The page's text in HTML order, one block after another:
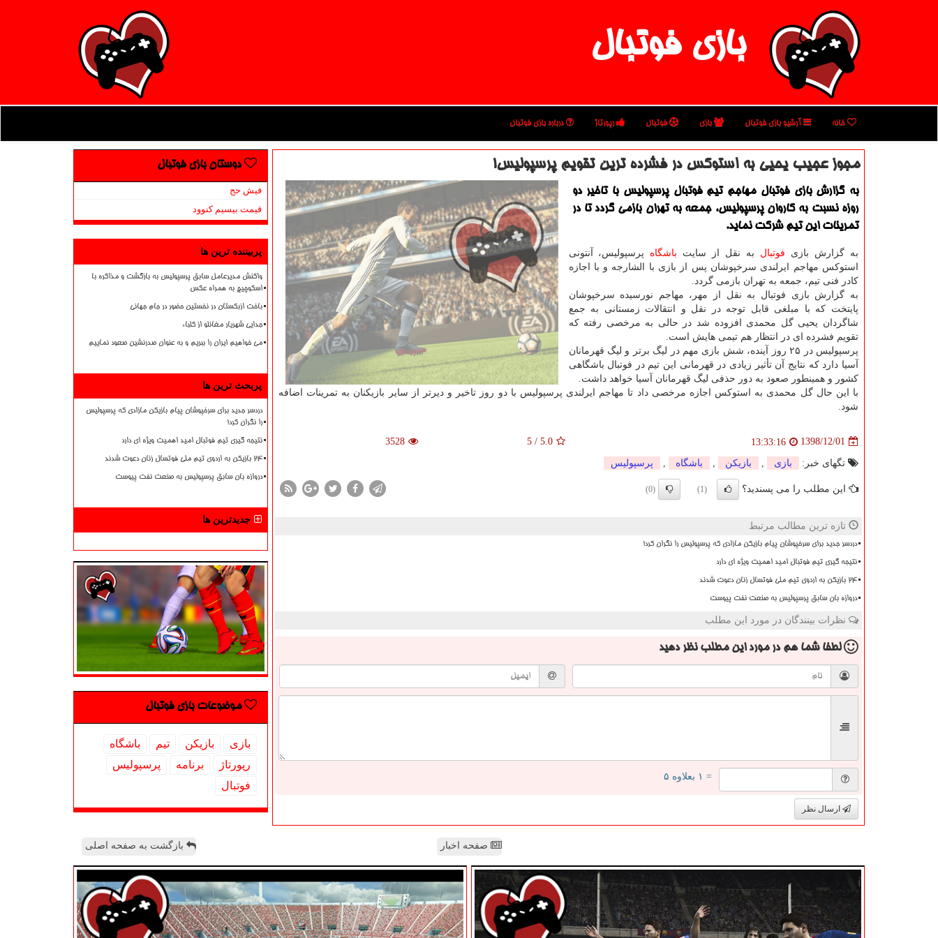
بازی فوتبال
خانه آرشیو بازی فوتبال بازی فوتبال رپورتاژ درباره بازی فوتبال
مجوز عجیب یحیی به استوكس در فشرده ترین تقویم پرسپولیس!
به گزارش بازی فوتبال مهاجم تیم فوتبال پرسپولیس با تاخیر دو
روزه نسبت به كاروان پرسپولیس، جمعه به تهران بازمی گردد تا در
تمرینات این تیم شركت نماید.
به گزارش بازی فوتبال به نقل از سایت باشگاه پرسپولیس، آنتونی
استوكس مهاجم ایرلندی سرخپوشان پس از بازی با الشارجه و با اجازه
كادر فنی تیم، جمعه به تهران بازمی گردد.
به گزارش بازی فوتبال به نقل از مهر، مهاجم نورسیده سرخپوشان
پایتخت كه با مبلغی قابل توجه در نقل و انتقالات زمستانی به جمع
شاگردان یحیی گل محمدی افزوده شد در حالی به مرخصی رفته كه
تقویم فشرده ای در انتظار هم تیمی هایش است.
پرسپولیس در ۲۵ روز آینده، شش بازی مهم در لیگ برتر و لیگ قهرمانان
آسیا دارد كه نتایج آن تأثیر زیادی در قهرمانی این تیم در فوتبال باشگاهی
كشور و همینطور صعود به دور حذفی لیگ قهرمانان آسیا خواهد داشت.
با این حال گل محمدی به استوكس اجازه مرخصی داد تا مهاجم ایرلندی پرسپولیس با دو روز تاخیر و دیرتر از سایر بازیكنان به تمرینات اضافه
شود.
1398/12/01
13:33:16
5.0
/
5
3528
تگهای خبر: بازی بازیكن باشگاه پرسپولیس
این مطلب را می پسندید؟ (1)
(0)
تازه ترین مطالب مرتبط
دردسر جدید برای سرخپوشان پیام بازیکن مازادی که پرسپولیس را نگران کرد!
نتیجه گیری تیم فوتبال امید اهمیت ویژه ای دارد
۲۴ بازیکن به اردوی تیم ملی فوتسال زنان دعوت شدند
دروازه بان سابق پرسپولیس به صنعت نفت پیوست
نظرات بینندگان در مورد این مطلب
لطفا شما همدر مورد این مطلب نظر دهید
= ۱ بعلاوه ۵
ارسال نظر
دوستان بازی فوتبال
فیش حج
قیمت بیسیم کنوود
پربیننده ترین ها
واکنش مدیرعامل سابق پرسپولیس به بازگشت و مذاکره با
اسکوچیچ به همراه عکس
باخت ازبکستان در نخستین حضور در جام جهانی
جدایی شهریار مغانلو از کلباء
می خواهیم ایران را ببریم و به عنوان صدرنشین صعود نماییم
پربحث ترین ها
دردسر جدید برای سرخپوشان پیام بازیکن مازادی که پرسپولیس
را نگران کرد!
نتیجه گیری تیم فوتبال امید اهمیت ویژه ای دارد
۲۴ بازیکن به اردوی تیم ملی فوتسال زنان دعوت شدند
دروازه بان سابق پرسپولیس به صنعت نفت پیوست
جدیدترین ها
موضوعات بازی فوتبال
بازی بازیكن تیم
باشگاه
رپورتاژ
برنامه
پرسپولیس
فوتبال
صفحه اخبار بازگشت به صفحه اصلی